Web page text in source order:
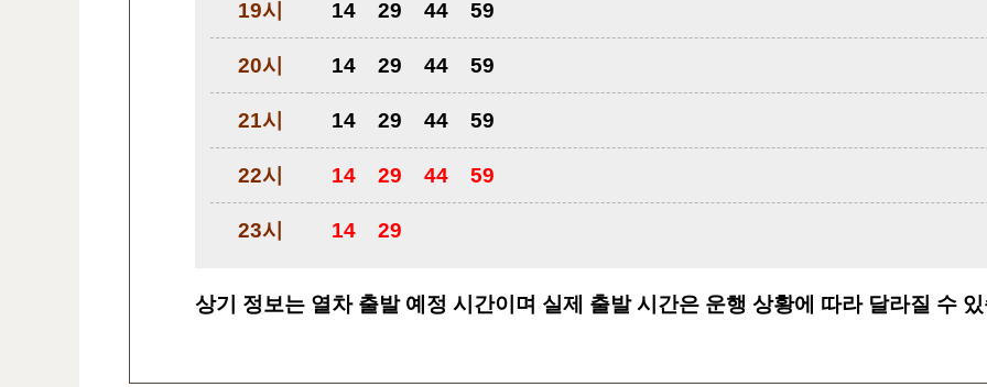
19시 14 29 44 59
20시 14 29 44 59
21시 14 29 44 59
22시 14 29 44 59
23시 14 29
상기 정보는 열차 출발 예정 시간이며 실제 출발 시간은 운행 상황에 따라 달라질 수